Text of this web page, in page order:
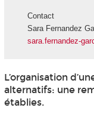
Contact
Sara Fernandez
sara.fernandez-
L’organisation
alternatifs: une
établies.